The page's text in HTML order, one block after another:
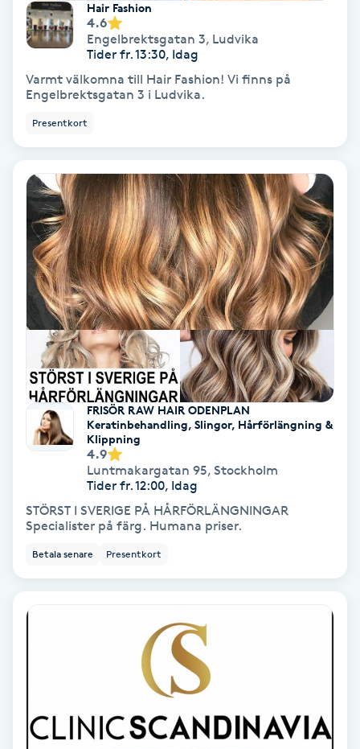
Naprapati
Navelpiercing
NBE-massage
Ny frisyr
Olaplex
Olaplexbehandling
Ombre
Ombre brows
Ombre naglar
Optiker
Ortopedi
Osteopati
Pensionärklippning
Hair Fashion
4.6
Engelbrektsgatan 3, Ludvika
Tider fr. 13:30, Idag
Varmt välkomna till Hair Fashion! Vi finns på
Engelbrektsgatan 3 i Ludvika.
Presentkort
FRISÖR RAW HAIR ODENPLAN
Keratinbehandling, Slingor, Hårförlängning &
Klippning
4.9
Luntmakargatan 95, Stockholm
Tider fr. 12:00, Idag
STÖRST I SVERIGE PÅ HÅRFÖRLÄNGNINGAR
Specialister på färg. Humana priser.
Betala senare Presentkort